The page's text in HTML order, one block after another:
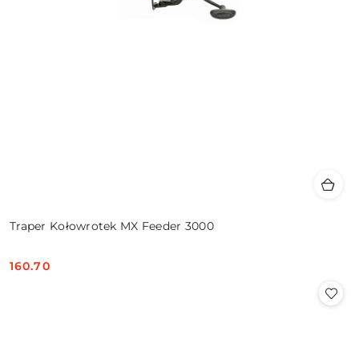
Traper Kołowrotek MX Feeder 3000
Cena:
160.70